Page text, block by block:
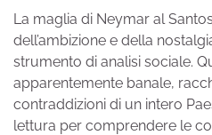
La maglia di Neymar al
dell’ambizione e della
strumento di analisi sociale.
apparentemente banale,
contraddizioni di un intero
lettura per comprendere le